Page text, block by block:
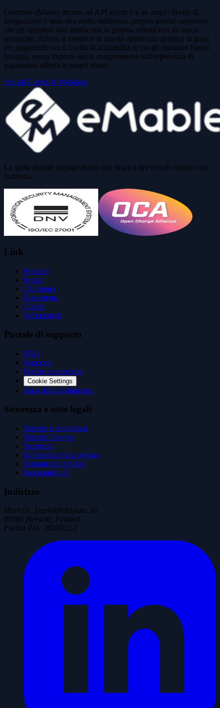
Costruire eMabler attorno ad API aperte e a un ampio livello di
integrazione è stata una scelta deliberata, proprio perché sappiamo
che gli operatori non gestiscono la propria attività con un unico
strumento. Adyen si inserisce in questo approccio: gestisce la parte
dei pagamenti con il livello di affidabilità di cui gli operatori hanno
bisogno, senza imporre alcun compromesso sull'esperienza di
pagamento offerta ai propri utenti.
See all Guides & Webinars
La spina dorsale digitale dietro una ricarica dei veicoli elettrici che
funziona.
Link
Prodotti
Prezzi
Chi siamo
Ecosistema
Clienti
Sviluppatori
Portale di supporto
FAQ
Supporto
Portale conoscenze
Cookie Settings
Stato della piattaforma
Sicurezza e note legali
Termini e condizioni
Termini Express
Sicurezza
Informativa sulla privacy
Trattamento dei dati
Panoramica AI
Indirizzo
Maria01, Lapinlahdenkatu 16
00180 Helsinki, Finland
Partita IVA: 3021922-2